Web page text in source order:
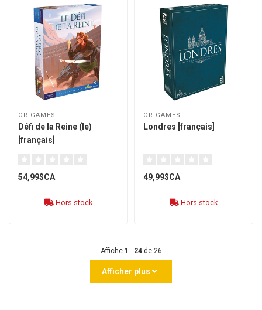
ORIGAMES
Défi de la Reine (le)
[français]
54,99$CA
Hors stock
ORIGAMES
Londres [français]
49,99$CA
Hors stock
Affiche 1 - 24de 26
Afficher plus